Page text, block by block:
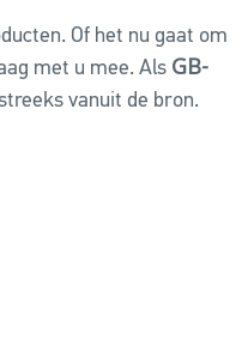
Of het nu gaat om
met u mee. Als GB-
vanuit de bron.